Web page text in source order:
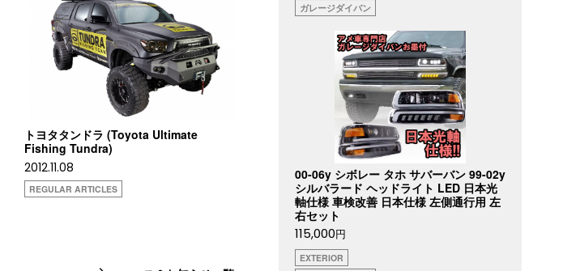
トヨタタンドラ (Toyota Ultimate
Fishing Tundra)
2012.11.08
REGULAR ARTICLES
ガレージダイバン
00-06y シボレー タホ サバーバン 99-02y
シルバラード ヘッドライト LED 日本光
軸仕様 車検改善 日本仕様 左側通行用 左
右セット
115,000円
EXTERIOR